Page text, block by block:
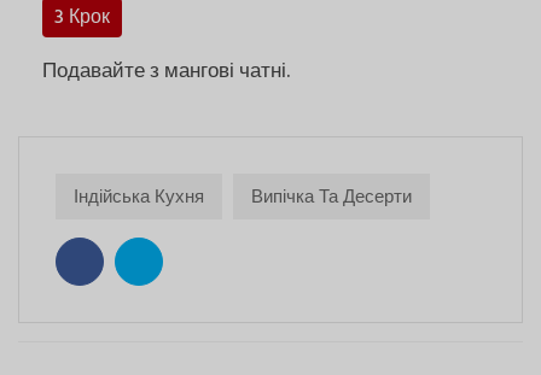
3 Крок
Подавайте з мангові чатні.
Індійська Кухня Випічка Та Десерти